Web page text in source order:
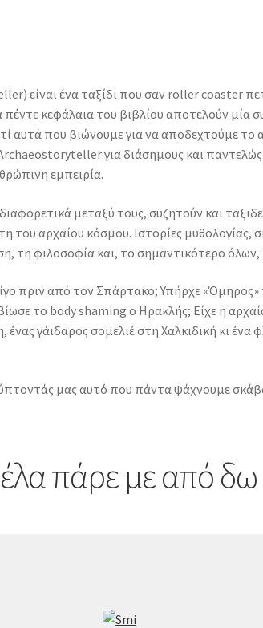
είναι ένα ταξίδι που σαν roller coaster
κεφάλαια του βιβλίου αποτελούν μία
αυτά που βιώνουμε για να αποδεχτούμε το
για διάσημους και
εμπειρία.
μεταξύ τους, συζητούν και
αρχαίου κόσμου. Ιστορίες μυθολογίας,
τη φιλοσοφία και, το σημαντικότερο
πριν από τον Σπάρτακο; Υπήρχε
το body shaming ο Ηρακλής; Είχε η
γάιδαρος σομελιέ στη Χαλκιδική κι
μας αυτό που πάντα ψάχνουμε
πάρε με από δω